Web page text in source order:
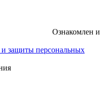
Ознакомлен и
защиты персональных